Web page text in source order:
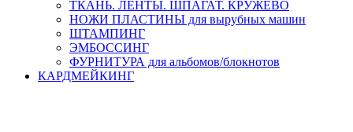
ТКАНЬ. ЛЕНТЫ. ШПАГАТ. КРУЖЕВО
НОЖИ ПЛАСТИНЫ для вырубных машин
ШТАМПИНГ
ЭМБОССИНГ
ФУРНИТУРА для альбомов/блокнотов
КАРДМЕЙКИНГ